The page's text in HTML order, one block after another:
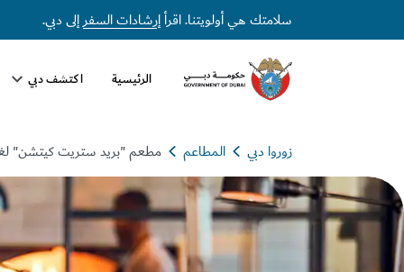
سلامتك هي أولويتنا. اقرأإرشادات السفرإلى دبي.
الرئيسية اكتشف دبي
زوروا دبي المطاعم مطعم "بريد ستريت كيتشن"